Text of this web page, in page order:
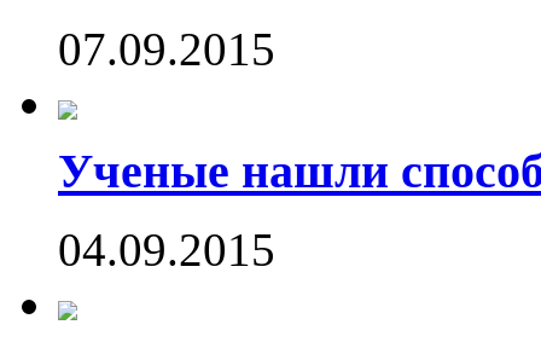
07.09.2015
Ученые нашли
04.09.2015